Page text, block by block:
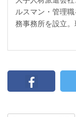
ルスマン・管理
務事務所を設立。